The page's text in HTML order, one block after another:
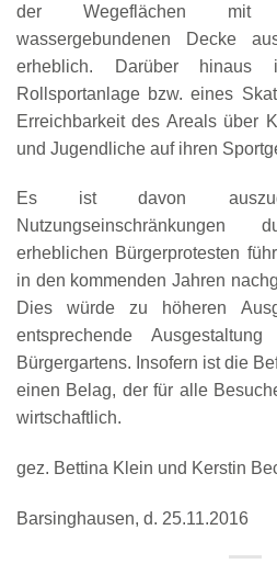
der Wegeflächen mit
wassergebundenen Decke
erheblich. Darüber
Rollsportanlage bzw. eines
Erreichbarkeit des Areals über
und Jugendliche auf ihren
Es ist davon
erheblichen Bürgerprotesten
in den kommenden Jahren
Dies würde zu höheren
entsprechende
Bürgergartens. Insofern ist die
einen Belag, der für alle
wirtschaftlich.
gez. Bettina Klein und Kerstin
Barsinghausen, d. 25.11.2016